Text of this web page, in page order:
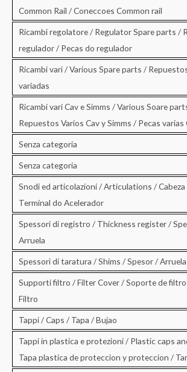
Common Rail / Coneccoes Common rail
Ricambi regolatore / Regulator Spare parts /
regulador / Pecas do regulador
Ricambi vari / Various Spare parts /
variadas
Ricambi vari Cav e Simms / Various Soare
Repuestos Varios Cav y Simms / Pecas varias
Senza categoria
Senza categoria
Snodi ed articolazioni / Articulations /
Terminal do Acelerador
Spessori di registro / Thickness register /
Arruela
Spessori di taratura / Shims / Spesor / Arruela
Supporti filtro / Filter Cover / Soporte de
Filtro
Tappi / Caps / Tapa / Bujao
Tappi in plastica e protezioni / Plastic caps
Tapa plastica de proteccion y proteccion /